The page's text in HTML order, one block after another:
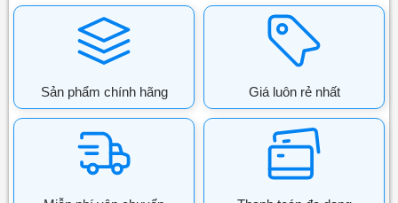
Sản phẩm chính hãng Giá luôn rẻ nhất